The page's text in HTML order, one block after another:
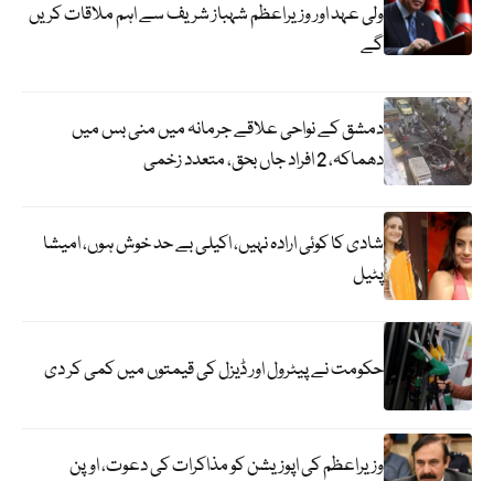
ولی عہد اور وزیراعظم شہباز شریف سے اہم ملاقات کریں
گے
دمشق کے نواحی علاقے جرمانہ میں منی بس میں
دھماکہ، 2 افراد جاں بحق، متعدد زخمی
شادی کا کوئی ارادہ نہیں، اکیلی بے حد خوش ہوں، امیشا
پٹیل
حکومت نے پیٹرول اور ڈیزل کی قیمتوں میں کمی کر دی
وزیراعظم کی اپوزیشن کو مذاکرات کی دعوت، اوپن